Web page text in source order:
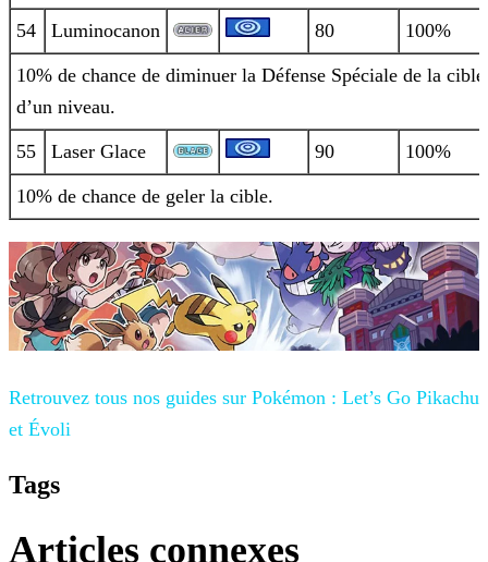
54 Luminocanon 80 100%
10% de chance de diminuer la Défense Spéciale de la cible
d’un niveau.
55 Laser Glace 90 100%
10% de chance de geler la cible.
Retrouvez tous nos guides sur Pokémon : Let’s Go Pikachu
et Évoli
Tags
Articles connexes